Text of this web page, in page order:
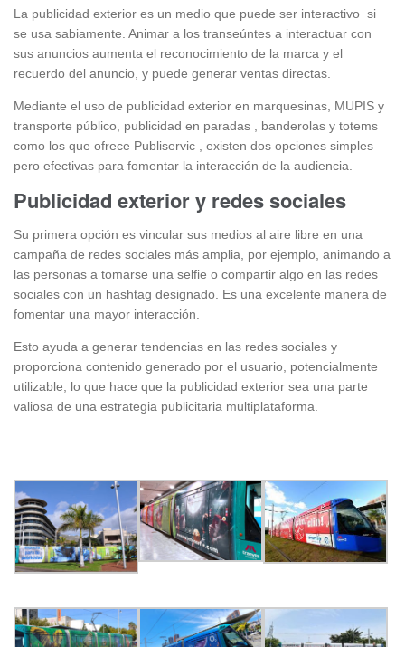
La publicidad exterior es un medio que puede ser interactivo si
se usa sabiamente. Animar a los transeúntes a interactuar con
sus anuncios aumenta el reconocimiento de la marca y el
recuerdo del anuncio, y puede generar ventas directas.
Mediante el uso de publicidad exterior en marquesinas, MUPIS y
transporte público, publicidad en paradas , banderolas y totems
como los que ofrece Publiservic , existen dos opciones simples
pero efectivas para fomentar la interacción de la audiencia.
Publicidad exterior y redes sociales
Su primera opción es vincular sus medios al aire libre en una
campaña de redes sociales más amplia, por ejemplo, animando a
las personas a tomarse una selfie o compartir algo en las redes
sociales con un hashtag designado. Es una excelente manera de
fomentar una mayor interacción.
Esto ayuda a generar tendencias en las redes sociales y
proporciona contenido generado por el usuario, potencialmente
utilizable, lo que hace que la publicidad exterior sea una parte
valiosa de una estrategia publicitaria multiplataforma.